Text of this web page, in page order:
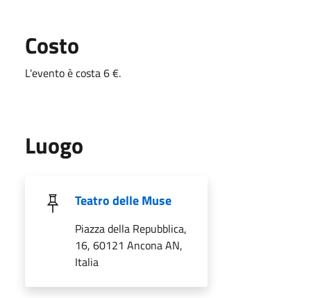
Costo
L'evento è costa 6 €.
Luogo
Teatro delle Muse
Piazza della Repubblica,
16, 60121 Ancona AN,
Italia